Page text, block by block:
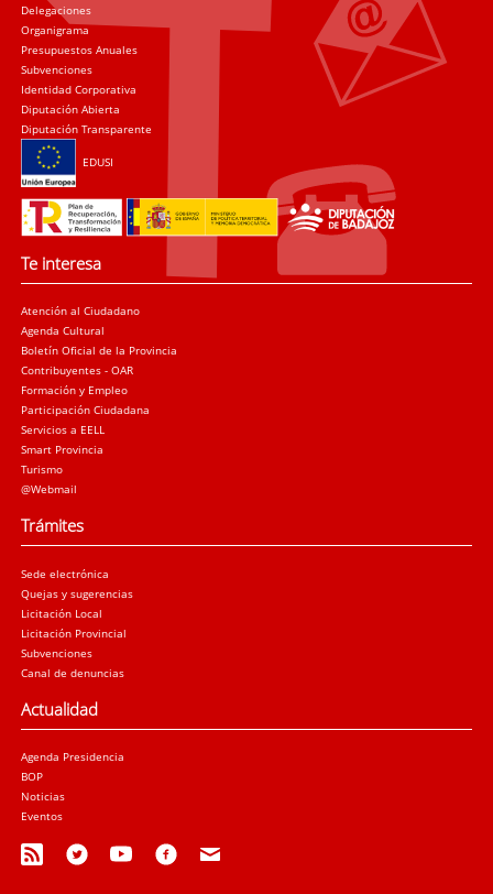
Delegaciones
Organigrama
Presupuestos Anuales
Subvenciones
Identidad Corporativa
Diputación Abierta
Diputación Transparente
EDUSI
Te interesa
Atención al Ciudadano
Agenda Cultural
Boletín Oficial de la Provincia
Contribuyentes - OAR
Formación y Empleo
Participación Ciudadana
Servicios a EELL
Smart Provincia
Turismo
@Webmail
Trámites
Sede electrónica
Quejas y sugerencias
Licitación Local
Licitación Provincial
Subvenciones
Canal de denuncias
Actualidad
Agenda Presidencia
BOP
Noticias
Eventos